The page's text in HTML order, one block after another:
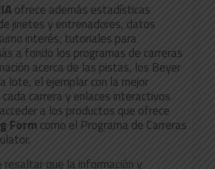
ofrece además estadísticas
jinetes y entrenadores, datos
interés, tutoriales para
a fondo los programas de carreras
acerca de las pistas, los Beyer
lote, el ejemplar con la mejor
carrera y enlaces interactivos
a los productos que ofrece
Form como el Programa de Carreras
resaltar que la información y